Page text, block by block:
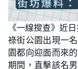
《一線搜查》近
祿街公園出現一
園都向迎面而來
期間，直擊該名